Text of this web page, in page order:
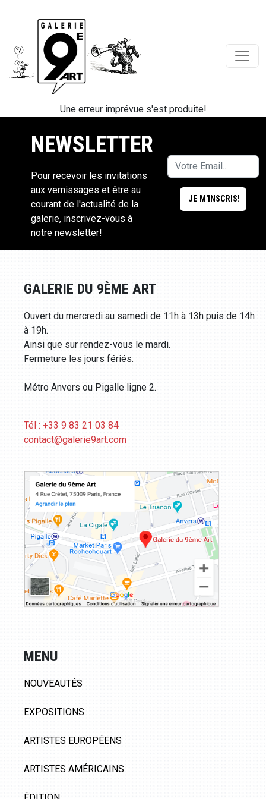
Une erreur imprévue s'est produite!
NEWSLETTER
Pour recevoir les invitations
aux vernissages et être au
courant de l'actualité de la
galerie, inscrivez-vous à
notre newsletter!
GALERIE DU 9ÈME ART
Ouvert du mercredi au samedi de 11h à 13h puis de 14h
à 19h.
Ainsi que sur rendez-vous le mardi.
Fermeture les jours fériés.
Métro Anvers ou Pigalle ligne 2.
Tél : +33 9 83 21 03 84
contact@galerie9art.com
MENU
NOUVEAUTÉS
EXPOSITIONS
ARTISTES EUROPÉENS
ARTISTES AMÉRICAINS